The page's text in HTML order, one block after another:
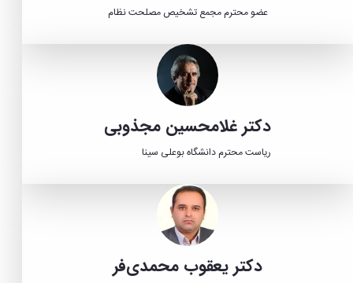
عضو محترم مجمع تشخیص مصلحت نظام
دکتر غلامحسین مجذوبی
ریاست محترم دانشگاه بوعلی سینا
دکتر یعقوب محمدی‌فر